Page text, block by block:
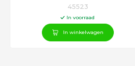
45523
In voorraad
In winkelwagen